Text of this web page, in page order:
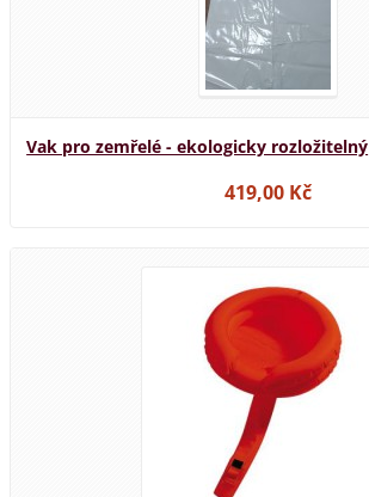
Vak pro zemřelé - ekologicky rozložitelný
419,00 Kč